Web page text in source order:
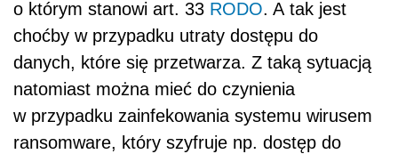
o którym stanowi art. 33 RODO. A tak jest
choćby w przypadku utraty dostępu do
danych, które się przetwarza. Z taką sytuacją
natomiast można mieć do czynienia
w przypadku zainfekowania systemu wirusem
ransomware, który szyfruje np. dostęp do